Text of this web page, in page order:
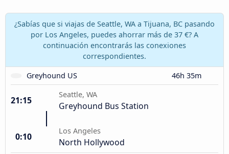
¿Sabías que si viajas de Seattle, WA a Tijuana, BC pasando
por Los Angeles, puedes ahorrar más de 37 €? A
continuación encontrarás las conexiones
correspondientes.
Greyhound US
46h 35m
21:15
Seattle, WA
Greyhound Bus Station
0:10
Los Angeles
North Hollywood